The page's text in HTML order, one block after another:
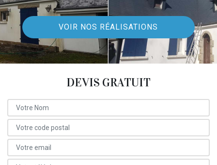
VOIR NOS RÉALISATIONS
DEVIS GRATUIT